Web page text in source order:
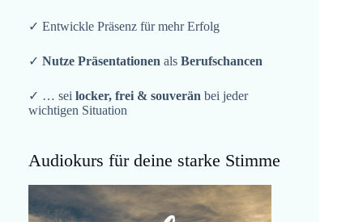
✓ Entwickle Präsenz für mehr Erfolg
✓ Nutze Präsentationen als Berufschancen
✓ … sei locker, frei & souverän bei jeder
wichtigen Situation
Audiokurs für deine starke Stimme